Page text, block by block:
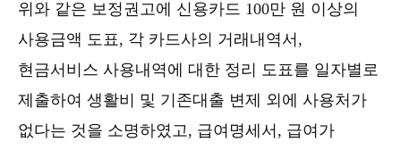
위와 같은 보정권고에 신용카드 100만 원 이상의
사용금액 도표, 각 카드사의 거래내역서,
현금서비스 사용내역에 대한 정리 도표를 일자별로
제출하여 생활비 및 기존대출 변제 외에 사용처가
없다는 것을 소명하였고, 급여명세서, 급여가